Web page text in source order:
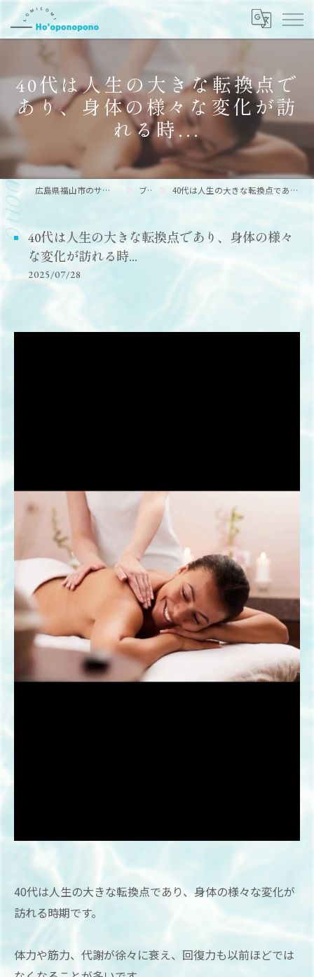
40代は人生の大きな転換点で
あり、身体の様々な変化が訪
れる時...
広島県福山市のサロンならHo’oponopono ブログ 40代は人生の大きな転換点であり、身体の様々な変化が訪れる時...
40代は人生の大きな転換点であり、身体の様々
な変化が訪れる時...
2025/07/28
40代は人生の大きな転換点であり、身体の様々な変化が
訪れる時期です。
体力や筋力、代謝が徐々に衰え、回復力も以前ほどでは